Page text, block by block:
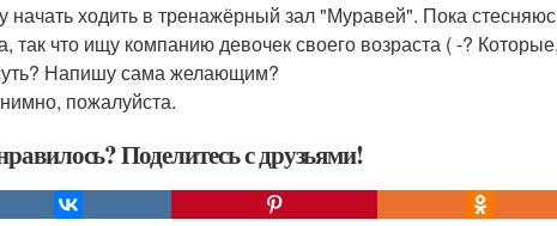
начать ходить в тренажёрный зал "Муравей". Пока
так что ищу компанию девочек своего возраста ( -?
Напишу сама желающим?
пожалуйста.
Поделитесь с друзьями!